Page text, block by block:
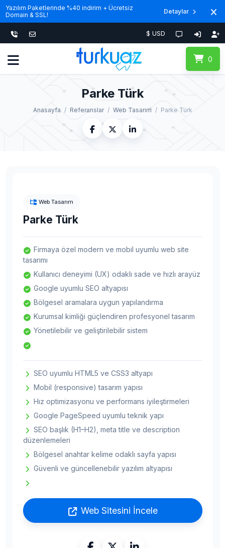
Yazılım Paketlerinde %40 indirim + Ücretsiz
Domain & SSL!
Detaylar
$ USD
0
Parke Türk
Anasayfa Referanslar Web Tasarım Parke Türk
Web Tasarım
Parke Türk
Firmaya özel modern ve mobil uyumlu web site
tasarımı
Kullanıcı deneyimi (UX) odaklı sade ve hızlı arayüz
Google uyumlu SEO altyapısı
Bölgesel aramalara uygun yapılandırma
Kurumsal kimliği güçlendiren profesyonel tasarım
Yönetilebilir ve geliştirilebilir sistem
SEO uyumlu HTML5 ve CSS3 altyapı
Mobil (responsive) tasarım yapısı
Hız optimizasyonu ve performans iyileştirmeleri
Google PageSpeed uyumlu teknik yapı
SEO başlık (H1–H2), meta title ve description
düzenlemeleri
Bölgesel anahtar kelime odaklı sayfa yapısı
Güvenli ve güncellenebilir yazılım altyapısı
Web Sitesini İncele